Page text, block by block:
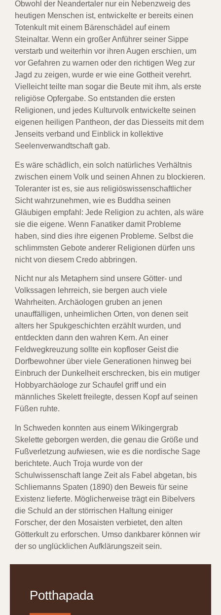
Obwohl der Neandertaler nur ein Nebenzweig des
heutigen Menschen ist, entwickelte er bereits einen
Totenkult mit einem Bärenschädel auf einem
Steinaltar. Wenn ein großer Anführer seiner Sippe
verstarb und weiterhin vor ihren Augen erschien, um
vor Gefahren zu warnen oder den richtigen Weg zur
Jagd zu zeigen, wurde er wie eine Gottheit verehrt.
Vielleicht teilte man sogar die Beute mit ihm, als erste
religiöse Opfergabe. So entstanden die ersten
Religionen, und jedes Kulturvolk entwickelte seinen
eigenen heiligen Pantheon, der das Diesseits mit dem
Jenseits verband und Einblick in kollektive
Seelenverwandtschaft gab.
Es wäre schädlich, ein solch natürliches Verhältnis
zwischen einem Volk und seinen Ahnen zu blockieren.
Toleranter ist es, sie aus religiöswissenschaftlicher
Sicht wahrzunehmen, wie es Buddha seinen
Gläubigen empfahl: Jede Religion zu achten, als wäre
sie die eigene. Wenn Fanatiker damit Probleme
haben, sind dies ihre eigenen Probleme. Selbst die
schlimmsten Gebote anderer Religionen dürfen uns
nicht von diesem Credo abbringen.
Nicht nur als Metaphern sind unsere Götter- und
Volkssagen lehrreich, sie bergen auch viele
Wahrheiten. Archäologen gruben an jenen
unauffälligen, unheimlichen Orten, von denen seit
alters her Spukgeschichten erzählt wurden, und
entdeckten dann den wahren Kern. An einer
Feldwegkreuzung sollte ein kopfloser Geist die
Dorfbewohner über viele Generationen hinweg bei
Einbruch der Dunkelheit erschrecken, bis ein mutiger
Hobbyarchäologe zur Schaufel griff und ein
männliches Skelett freilegte, dessen Kopf auf seinen
Füßen ruhte.
In Schweden konnten aus einem Wikingergrab
Skelette geborgen werden, die genau die Größe und
Fußverletzung aufwiesen, wie es die nordische Sage
berichtete. Auch Troja wurde von der
Schulwissenschaft lange Zeit als Fabel abgetan, bis
Schliemanns Spaten (1890) den Beweis für seine
Existenz lieferte. Möglicherweise trägt ein Bibelvers
die Schuld an der störrischen Haltung einiger
Forscher, der den Mosaisten verbietet, den alten
Götterkult zu erforschen. Umso dankbarer können wir
der so unglücklichen Aufklärungszeit sein.
Potthapada